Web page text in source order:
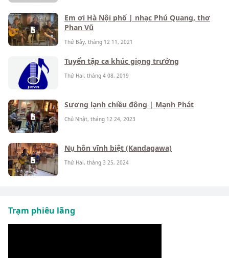
Em ơi Hà Nội phố | nhạc Phú Quang, thơ
Phan Vũ
Thứ Bảy, tháng 12 11, 2021
Tuyển tập ca khúc giọng trưởng
Thứ Hai, tháng 4 08, 2019
Sương lạnh chiều đông | Mạnh Phát
Chủ Nhật, tháng 12 24, 2023
Nụ hôn vĩnh biệt (Kandagawa)
Thứ Hai, tháng 3 25, 2024
Trạm phiêu lãng